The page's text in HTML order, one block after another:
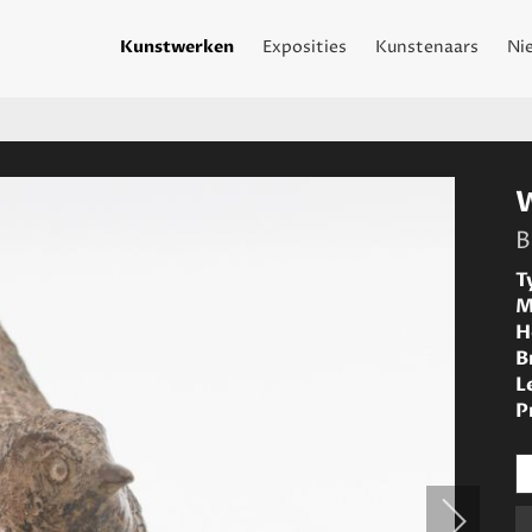
Kunstwerken Exposities Kunstenaars